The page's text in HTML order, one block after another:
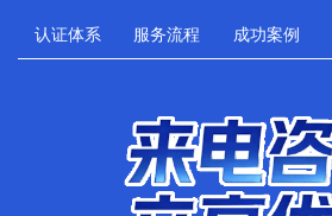
认证体系 服务流程 成功案例